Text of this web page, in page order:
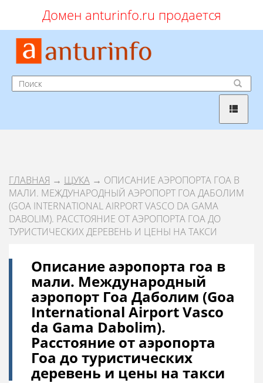
Домен anturinfo.ru продается
ГЛАВНАЯ → ЩУКА → ОПИСАНИЕ АЭРОПОРТА ГОА В
МАЛИ. МЕЖДУНАРОДНЫЙ АЭРОПОРТ ГОА ДАБОЛИМ
(GOA INTERNATIONAL AIRPORT VASCO DA GAMA
DABOLIM). РАССТОЯНИЕ ОТ АЭРОПОРТА ГОА ДО
ТУРИСТИЧЕСКИХ ДЕРЕВЕНЬ И ЦЕНЫ НА ТАКСИ
Описание аэропорта гоа в
мали. Международный
аэропорт Гоа Даболим (Goa
International Airport Vasco
da Gama Dabolim).
Расстояние от аэропорта
Гоа до туристических
деревень и цены на такси